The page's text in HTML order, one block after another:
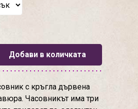
Добави в количката
с кръгла дървена
Часовникът има три